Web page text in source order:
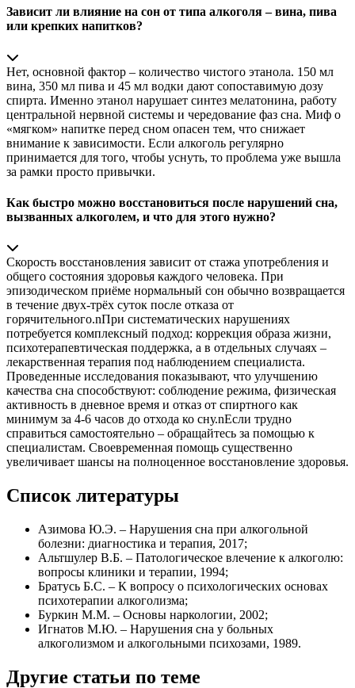
Зависит ли влияние на сон от типа алкоголя – вина, пива
или крепких напитков?
Нет, основной фактор – количество чистого этанола. 150 мл
вина, 350 мл пива и 45 мл водки дают сопоставимую дозу
спирта. Именно этанол нарушает синтез мелатонина, работу
центральной нервной системы и чередование фаз сна. Миф о
«мягком» напитке перед сном опасен тем, что снижает
внимание к зависимости. Если алкоголь регулярно
принимается для того, чтобы уснуть, то проблема уже вышла
за рамки просто привычки.
Как быстро можно восстановиться после нарушений сна,
вызванных алкоголем, и что для этого нужно?
Скорость восстановления зависит от стажа употребления и
общего состояния здоровья каждого человека. При
эпизодическом приёме нормальный сон обычно возвращается
в течение двух-трёх суток после отказа от
горячительного.nПри систематических нарушениях
потребуется комплексный подход: коррекция образа жизни,
психотерапевтическая поддержка, а в отдельных случаях –
лекарственная терапия под наблюдением специалиста.
Проведенные исследования показывают, что улучшению
качества сна способствуют: соблюдение режима, физическая
активность в дневное время и отказ от спиртного как
минимум за 4-6 часов до отхода ко сну.nЕсли трудно
справиться самостоятельно – обращайтесь за помощью к
специалистам. Своевременная помощь существенно
увеличивает шансы на полноценное восстановление здоровья.
Список литературы
Азимова Ю.Э. – Нарушения сна при алкогольной
болезни: диагностика и терапия, 2017;
Альтшулер В.Б. – Патологическое влечение к алкоголю:
вопросы клиники и терапии, 1994;
Братусь Б.С. – К вопросу о психологических основах
психотерапии алкоголизма;
Буркин М.М. – Основы наркологии, 2002;
Игнатов М.Ю. – Нарушения сна у больных
алкоголизмом и алкогольными психозами, 1989.
Другие статьи по теме